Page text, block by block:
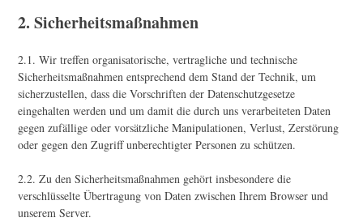
2. Sicherheitsmaßnahmen
2.1. Wir treffen organisatorische, vertragliche und technische
Sicherheitsmaßnahmen entsprechend dem Stand der Technik, um
sicherzustellen, dass die Vorschriften der Datenschutzgesetze
eingehalten werden und um damit die durch uns verarbeiteten Daten
gegen zufällige oder vorsätzliche Manipulationen, Verlust, Zerstörung
oder gegen den Zugriff unberechtigter Personen zu schützen.
2.2. Zu den Sicherheitsmaßnahmen gehört insbesondere die
verschlüsselte Übertragung von Daten zwischen Ihrem Browser und
unserem Server.